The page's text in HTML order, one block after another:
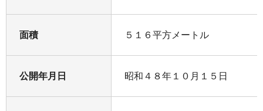
面積 ５１６平方メートル
公開年月日 昭和４８年１０月１５日